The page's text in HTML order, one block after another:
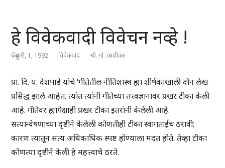
हे विवेकवादी विवेचन नव्हे !
फेब्रुवारी, 1, 1992 विवेकवाद श्री. गो. काशीकर
प्रा. दि. य. देशपांडे यांचे ‘गीतेतील नीतिशास्त्र ह्या शीर्षकाखाली दोन लेख
प्रसिद्ध झाले आहेत. त्यांत त्यांनी गीतेच्या तत्त्वज्ञानावर प्रखर टीका केली
आहे. गीतेवर ह्यापेक्षाही प्रखर टीका इतरांनी केलेली आहे.
सत्यान्वेषणाच्या दृष्टीने केलेली कोणतीही टीका स्वागताईच ठरावी;
कारण त्यातून सत्य अधिकाधिक स्पष्ट होण्याला मदत होते. तेव्हा टीका
कोणत्या दृष्टीने केली हे महत्त्वाचे ठरते.